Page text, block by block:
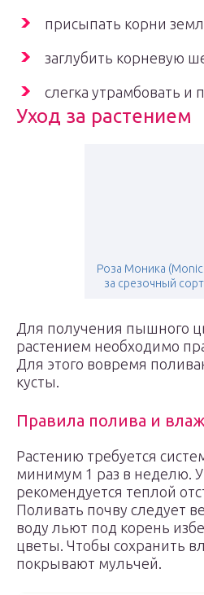
присыпать корни
заглубить корневую
слегка утрамбовать и
Уход за растением
Роза Моника
за срезочный
Для получения пышного
растением необходимо
Для этого вовремя
кусты.
Правила полива и
Растению требуется
минимум 1 раз в неделю.
рекомендуется теплой
Поливать почву следует
воду льют под корень
цветы. Чтобы сохранить
покрывают мульчей.